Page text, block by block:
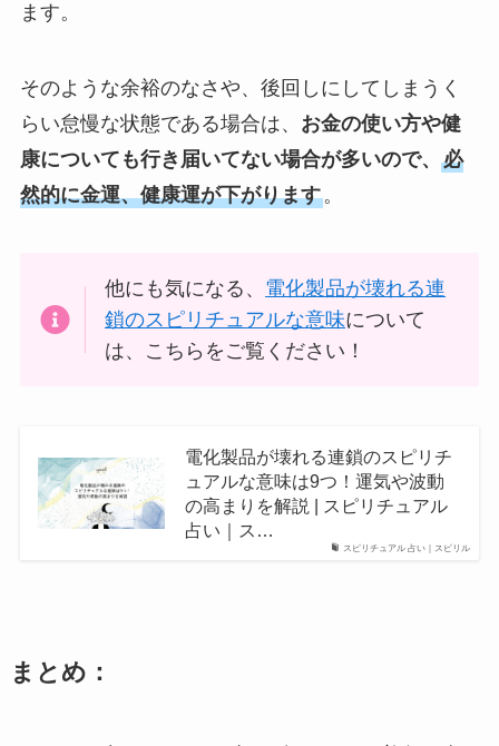
ます。
そのような余裕のなさや、後回しにしてしまうく
らい怠慢な状態である場合は、 お金の使い方や健
康についても行き届いてない場合が多いので、 必
然的に金運、健康運が下がります。
他にも気になる、 電化製品が壊れる連
鎖のスピリチュアルな意味について
は、こちらをご覧ください！
スピリチュアル 占い｜スピリル
電化製品が壊れる連鎖のスピリチ
ュアルな意味は9つ！運気や波動
の高まりを解説 | スピリチュアル
占い｜ス…
まとめ：